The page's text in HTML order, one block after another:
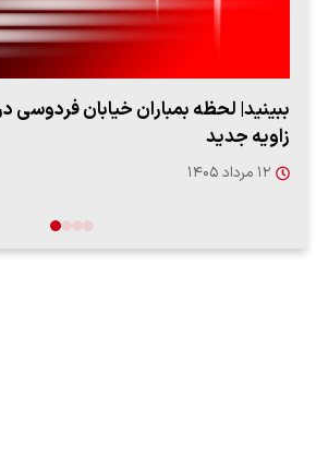
"کوماموتو" ژاپن ۹ روز…
۱۶ مرداد ۱۴۰۵